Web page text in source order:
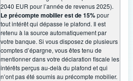
2040 EUR pour l’année de revenus 2025).
Le précompte mobilier est de 15%pour
tout intérêt qui dépasse le plafond. Il est
retenu à la source automatiquement par
votre banque. Si vous disposez de plusieurs
comptes d’épargne, vous êtes tenu de
mentionner dans votre déclaration fiscale les
intérêts perçus au-delà du plafond et qui
n’ont pas été soumis au précompte mobilier.